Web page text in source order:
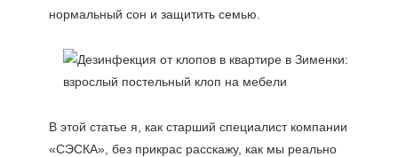
нормальный сон и защитить семью.
В этой статье я, как старший специалист компании
«СЭСКА», без прикрас расскажу, как мы реально